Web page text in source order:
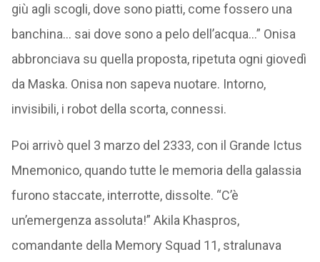
giù agli scogli, dove sono piatti, come fossero una
banchina… sai dove sono a pelo dell’acqua…” Onisa
abbronciava su quella proposta, ripetuta ogni giovedì
da Maska. Onisa non sapeva nuotare. Intorno,
invisibili, i robot della scorta, connessi.
Poi arrivò quel 3 marzo del 2333, con il Grande Ictus
Mnemonico, quando tutte le memoria della galassia
furono staccate, interrotte, dissolte. “C’è
un’emergenza assoluta!” Akila Khaspros,
comandante della Memory Squad 11, stralunava